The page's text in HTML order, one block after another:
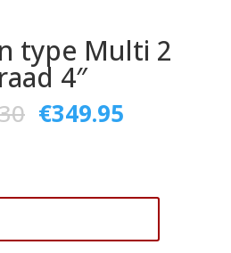
type Multi 2
4″
€349.95